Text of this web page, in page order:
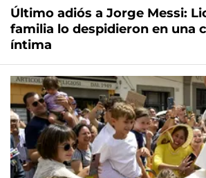
Último adiós a Jorge Messi:
familia lo despidieron en una
íntima